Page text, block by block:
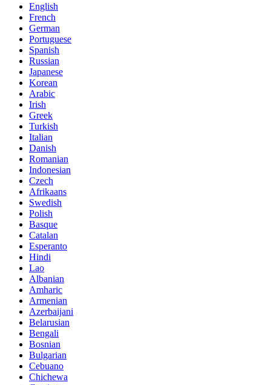
English
French
German
Portuguese
Spanish
Russian
Japanese
Korean
Arabic
Irish
Greek
Turkish
Italian
Danish
Romanian
Indonesian
Czech
Afrikaans
Swedish
Polish
Basque
Catalan
Esperanto
Hindi
Lao
Albanian
Amharic
Armenian
Azerbaijani
Belarusian
Bengali
Bosnian
Bulgarian
Cebuano
Chichewa